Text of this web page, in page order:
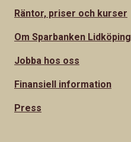
Räntor, priser och kurser
Om Sparbanken Lidköping
Jobba hos oss
Finansiell information
Press